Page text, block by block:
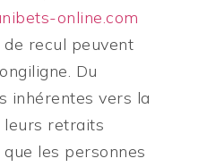
online.com
recul peuvent
Du
inhérentes vers la
leurs retraits
les personnes